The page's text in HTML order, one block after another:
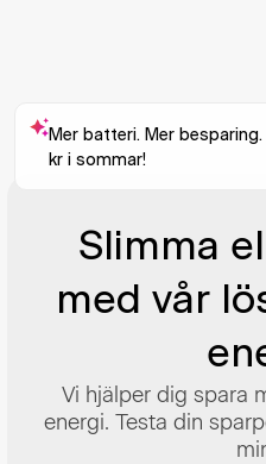
Mer batteri. Mer besparing.
kr i sommar!
Slimma
med vår
Vi hjälper dig spara
energi. Testa din